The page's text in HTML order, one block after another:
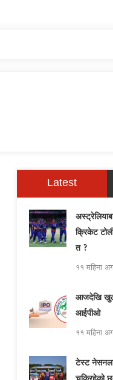
Latest
क्रिकेट
त ?
११ महिना
आजदेखि
आईपीओ
११ महिना
टेस्ट